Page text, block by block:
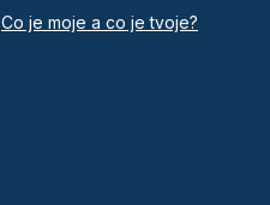
Co je moje a co je tvoje?